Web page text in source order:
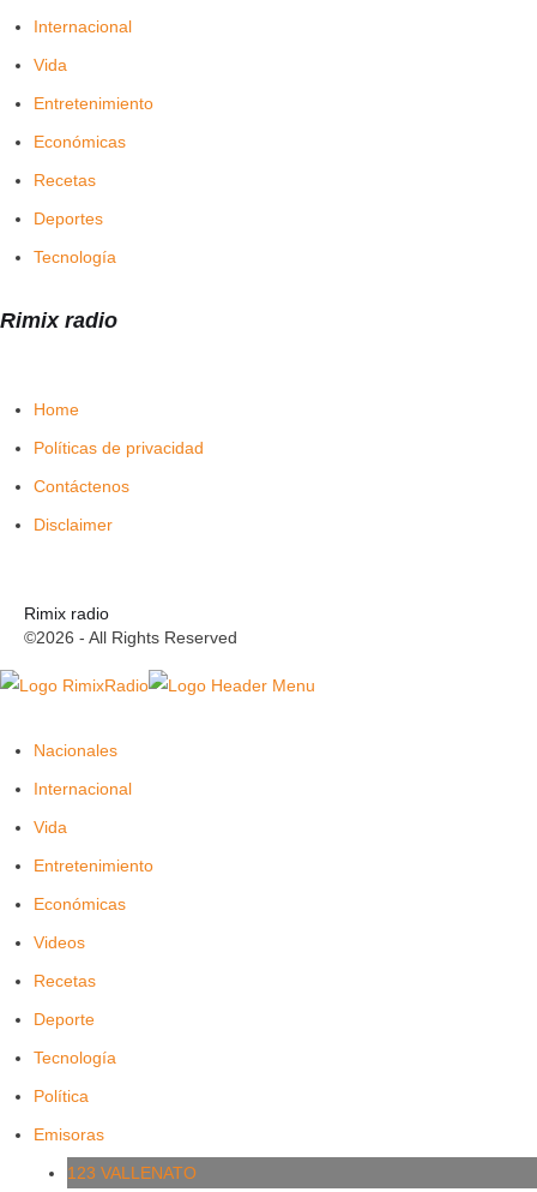
Rimix radio
Home
Políticas de privacidad
Contáctenos
Disclaimer
Internacional
Vida
Entretenimiento
Económicas
Recetas
Deportes
Tecnología
Rimix radio
©2026 - All Rights Reserved
Nacionales
Internacional
Vida
Entretenimiento
Económicas
Videos
Recetas
Deporte
Tecnología
Política
Emisoras
123 VALLENATO